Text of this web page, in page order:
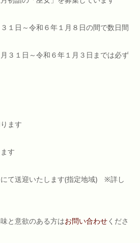
１日～令和６年１月８日の間で数日間
日～令和６年１月３日までは必ず
ます
す
にて送迎いたします(指定地域) ※詳し
と意欲のある方はお問い合わせくださ